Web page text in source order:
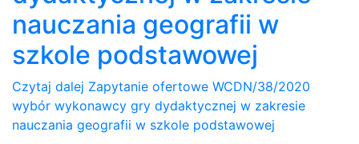
nauczania geografii w
szkole podstawowej
Czytaj dalej Zapytanie ofertowe WCDN/38/2020
wybór wykonawcy gry dydaktycznej w zakresie
nauczania geografii w szkole podstawowej